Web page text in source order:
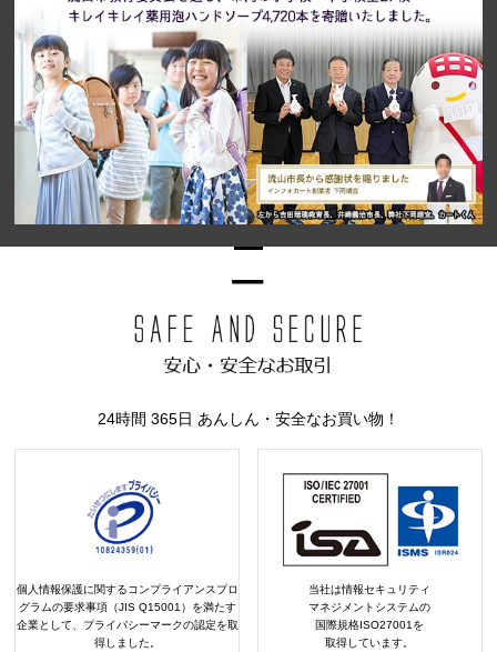
24時間 365日 あんしん・安全なお買い物！
個人情報保護に関するコンプライアンスプロ
グラムの要求事項（JIS Q15001）を満たす
企業として、プライバシーマークの認定を取
得しました。
当社は情報セキュリティ
マネジメントシステムの
国際規格ISO27001を
取得しています。